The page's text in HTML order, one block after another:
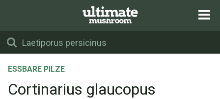
ESSBARE PILZE
Cortinarius glaucopus